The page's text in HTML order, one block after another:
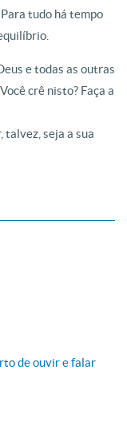
tudo há tempo
e todas as outras
crê nisto? Faça a
talvez, seja a sua
de ouvir e falar